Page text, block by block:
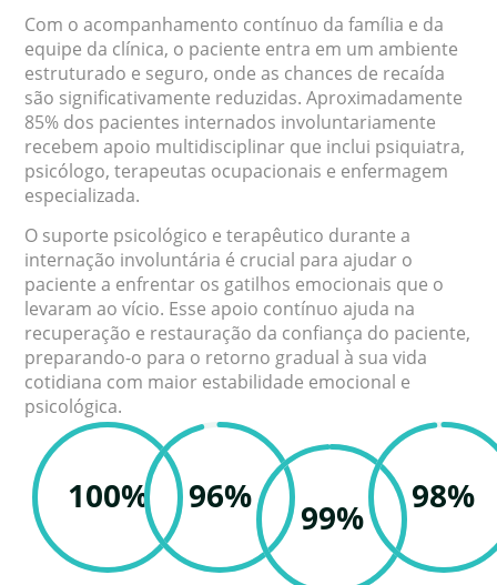
Com o acompanhamento contínuo da família e da
equipe da clínica, o paciente entra em um ambiente
estruturado e seguro, onde as chances de recaída
são significativamente reduzidas. Aproximadamente
85% dos pacientes internados involuntariamente
recebem apoio multidisciplinar que inclui psiquiatra,
psicólogo, terapeutas ocupacionais e enfermagem
especializada.
O suporte psicológico e terapêutico durante a
internação involuntária é crucial para ajudar o
paciente a enfrentar os gatilhos emocionais que o
levaram ao vício. Esse apoio contínuo ajuda na
recuperação e restauração da confiança do paciente,
preparando-o para o retorno gradual à sua vida
cotidiana com maior estabilidade emocional e
psicológica.
100% 96%
99%
98%